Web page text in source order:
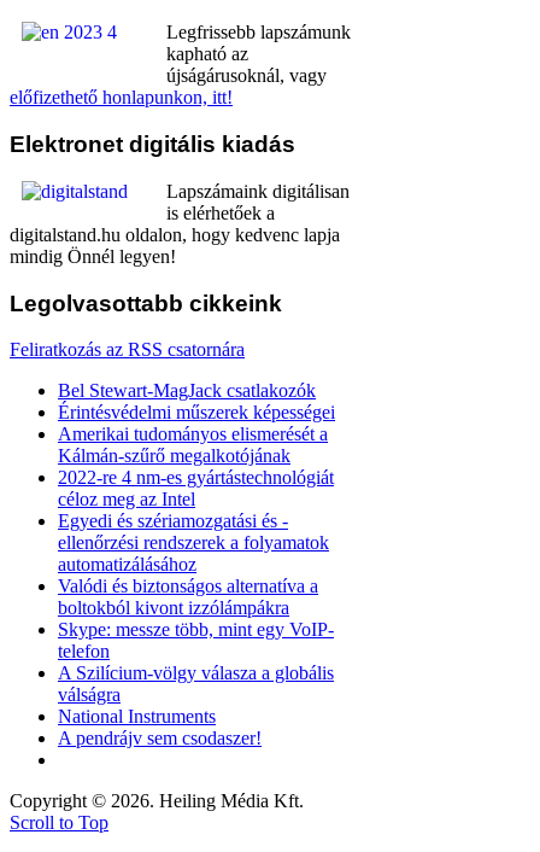
Legfrissebb lapszámunk
kapható az
újságárusoknál, vagy
előfizethető honlapunkon, itt!
Elektronet digitális kiadás
Lapszámaink digitálisan
is elérhetőek a
digitalstand.hu oldalon, hogy kedvenc lapja
mindig Önnél legyen!
Legolvasottabb cikkeink
Feliratkozás az RSS csatornára
Bel Stewart-MagJack csatlakozók
Érintésvédelmi műszerek képességei
Amerikai tudományos elismerését a
Kálmán-szűrő megalkotójának
2022-re 4 nm-es gyártástechnológiát
céloz meg az Intel
Egyedi és szériamozgatási és -
ellenőrzési rendszerek a folyamatok
automatizálásához
Valódi és biztonságos alternatíva a
boltokból kivont izzólámpákra
Skype: messze több, mint egy VoIP-
telefon
A Szilícium-völgy válasza a globális
válságra
National Instruments
A pendrájv sem csodaszer!
Copyright © 2026. Heiling Média Kft.
Scroll to Top